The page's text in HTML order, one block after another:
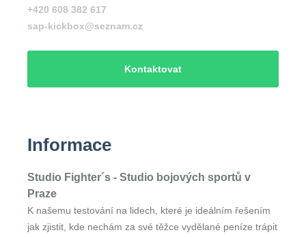
+420 608 382 617
sap-kickbox@seznam.cz
Kontaktovat
Informace
Studio Fighter´s - Studio bojových sportů v
Praze
K našemu testování na lidech, které je ideálním řešením
jak zjistit, kde nechám za své těžce vydělané peníze trápit